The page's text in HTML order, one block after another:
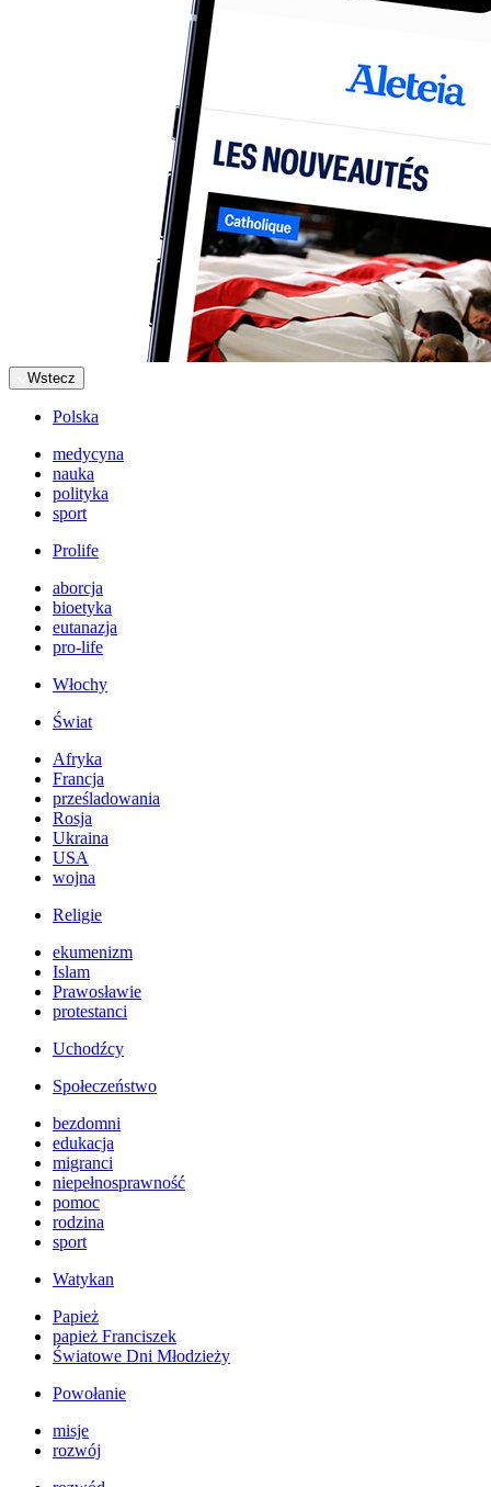
Wstecz
Polska
medycyna
nauka
polityka
sport
Prolife
aborcja
bioetyka
eutanazja
pro-life
Włochy
Świat
Afryka
Francja
prześladowania
Rosja
Ukraina
USA
wojna
Religie
ekumenizm
Islam
Prawosławie
protestanci
Uchodźcy
Społeczeństwo
bezdomni
edukacja
migranci
niepełnosprawność
pomoc
rodzina
sport
Watykan
Papież
papież Franciszek
Światowe Dni Młodzieży
Powołanie
misje
rozwój